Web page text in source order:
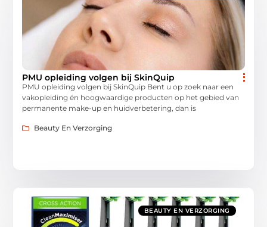
PMU opleiding volgen bij SkinQuip
PMU opleiding volgen bij SkinQuip Bent u op zoek naar een
vakopleiding én hoogwaardige producten op het gebied van
permanente make-up en huidverbetering, dan is
Beauty En Verzorging
BEAUTY EN VERZORGING